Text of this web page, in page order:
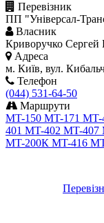
Перевізник
ПП "Універсал-
Власник
Криворучко Сергей
Адреса
м. Київ, вул.
Телефон
(044) 531-64-50
Маршрути
MT-150 MT-171 MT-
401 MT-402 MT-407
MT-200К MT-416